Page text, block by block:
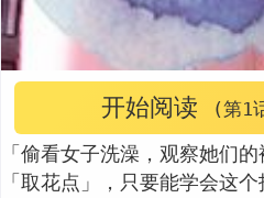
开始阅读 (第1
「偷看女子洗澡，观察她们
「取花点」，只要能学会这